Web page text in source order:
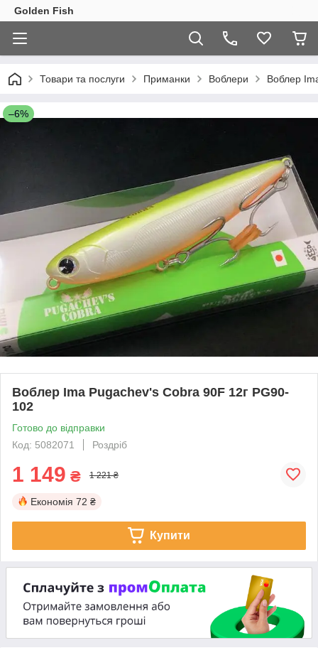
Golden Fish
Товари та послуги Приманки Воблери Воблер
–6%
Воблер Ima Pugachev's Cobra 90F 12г PG90-
102
Готово до відправки
Код: 5082071
Роздріб
1 149 ₴ 1 221 ₴
Економія 72 ₴
Купити